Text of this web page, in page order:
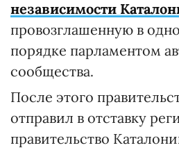
независимости
провозглашенную в
порядке парламентом
сообщества.
После этого
отправил в отставку
правительство